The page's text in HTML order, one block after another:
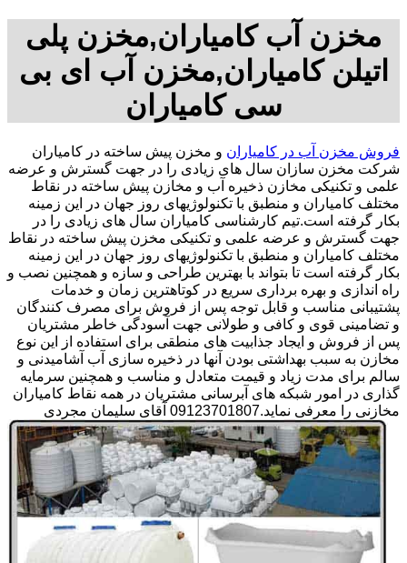
مخزن آب کامیاران,مخزن پلی
اتیلن کامیاران,مخزن آب ای بی
سی کامیاران
فروش مخزن آب در کامیاران و مخزن پیش ساخته در کامیاران
شرکت مخزن سازان سال های زیادی را در جهت گسترش و عرضه
علمی و تکنیکی مخازن ذخیره آب و مخازن پیش ساخته در نقاط
مختلف کامیاران و منطبق با تکنولوژیهای روز جهان در این زمینه
بکار گرفته است.تیم کارشناسی کامیاران سال های زیادی را در
جهت گسترش و عرضه علمی و تکنیکی مخزن پیش ساخته در نقاط
مختلف کامیاران و منطبق با تکنولوژیهای روز جهان در این زمینه
بکار گرفته است تا بتواند با بهترین طراحی و سازه و همچنین نصب و
راه اندازی و بهره برداری سریع در کوتاهترین زمان و خدمات
پشتیبانی مناسب و قابل توجه پس از فروش برای مصرف کنندگان
و تضامینی قوی و کافی و طولانی جهت آسودگی خاطر مشتریان
پس از فروش و ایجاد جذابیت های منطقی برای استفاده از این نوع
مخازن به سبب بهداشتی بودن آنها در ذخیره سازی آب آشامیدنی و
سالم برای مدت زیاد و قیمت متعادل و مناسب و همچنین سرمایه
گذاری در امور شبکه های آبرسانی مشتریان در همه نقاط کامیاران
مخازنی را معرفی نماید.09123701807 آقای سلیمان مجردی